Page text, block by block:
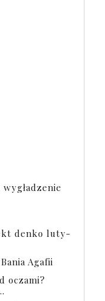
denko luty-
Agafii
oczami?